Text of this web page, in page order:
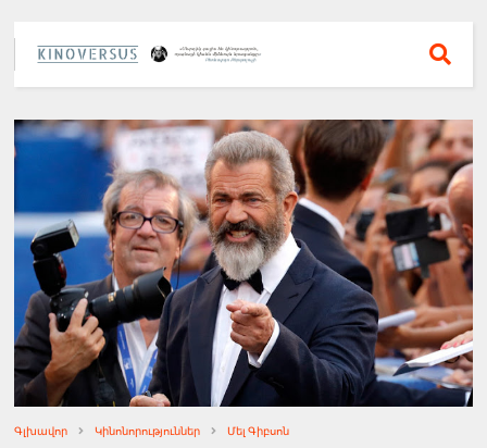
Գլխավոր Կինոնորություններ Մել Գիբսոն